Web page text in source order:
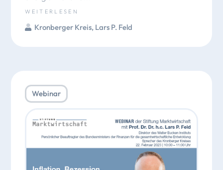
WEITERLESEN
Kronberger Kreis, Lars P. Feld
Webinar